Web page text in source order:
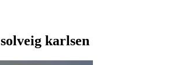
solveig karlsen